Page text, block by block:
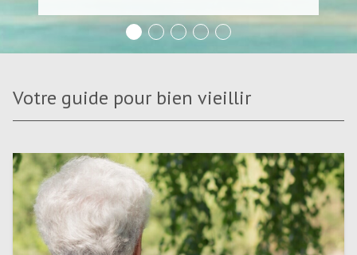
Votre guide pour bien vieillir